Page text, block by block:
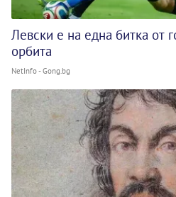
Левски е на една битка от
орбита
NetInfo - Gong.bg